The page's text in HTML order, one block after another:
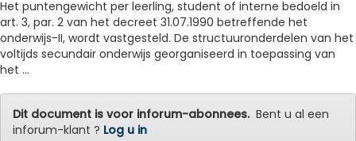
Het puntengewicht per leerling, student of interne bedoeld in
art. 3, par. 2 van het decreet 31.07.1990 betreffende het
onderwijs-II, wordt vastgesteld. De structuuronderdelen van het
voltijds secundair onderwijs georganiseerd in toepassing van
het ...
Dit document is voor inforum-abonnees.Bent u al een
inforum-klant ? Log u in